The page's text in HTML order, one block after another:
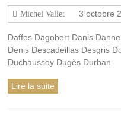
Michel Vallet 3 octobre
Daffos Dagobert Danis
Denis Descadeillas Desgris
Duchaussoy Dugès Durban
Lire la suite